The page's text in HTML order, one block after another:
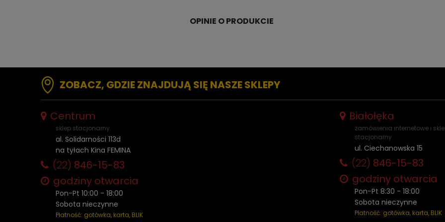
ZOBACZ, GDZIE ZNAJDUJĄ SIĘ NASZE SKLEPY
Centrum
sklep stacjonarny
al. Solidarności 113d
na tyłach Kina FEMINA
(22) 846-15-83
godziny otwarcia
Pon-Pt 10:00 - 18:00
Sobota nieczynne
Płatność: gotówka, karta, BLIK
Białołęka
zamówienia internetowe i
stacjonarny
ul. Ciechanowska 15
(22) 846-15-83
godziny otwarcia
Pon-Pt 8:30 - 18:00
Sobota nieczynne
Płatność: gotówka, karta, BLIK